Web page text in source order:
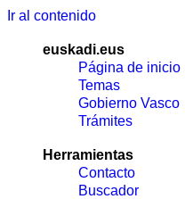
Ir al contenido
euskadi.eus
Página de inicio
Temas
Gobierno Vasco
Trámites
Herramientas
Contacto
Buscador